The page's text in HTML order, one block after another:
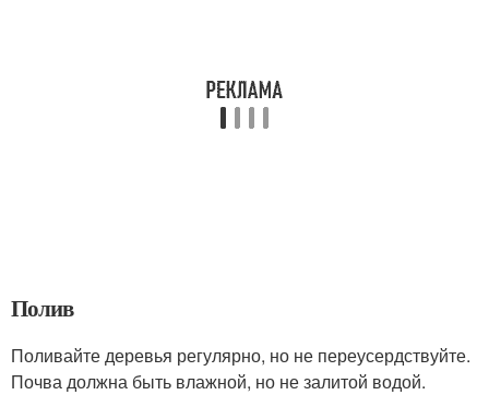
Полив
Поливайте деревья регулярно, но не переусердствуйте.
Почва должна быть влажной, но не залитой водой.